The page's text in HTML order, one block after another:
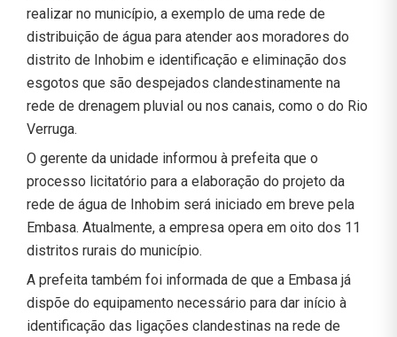
realizar no município, a exemplo de uma rede de
distribuição de água para atender aos moradores do
distrito de Inhobim e identificação e eliminação dos
esgotos que são despejados clandestinamente na
rede de drenagem pluvial ou nos canais, como o do Rio
Verruga.
O gerente da unidade informou à prefeita que o
processo licitatório para a elaboração do projeto da
rede de água de Inhobim será iniciado em breve pela
Embasa. Atualmente, a empresa opera em oito dos 11
distritos rurais do município.
A prefeita também foi informada de que a Embasa já
dispõe do equipamento necessário para dar início à
identificação das ligações clandestinas na rede de